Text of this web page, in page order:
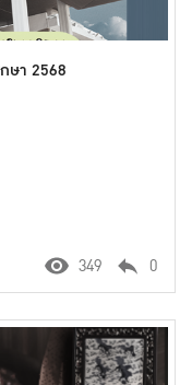
ษา 2568
349 0